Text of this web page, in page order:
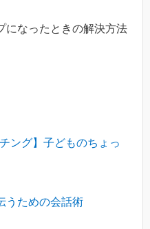
になったときの解決方法
チング】子どものちょっ
うための会話術